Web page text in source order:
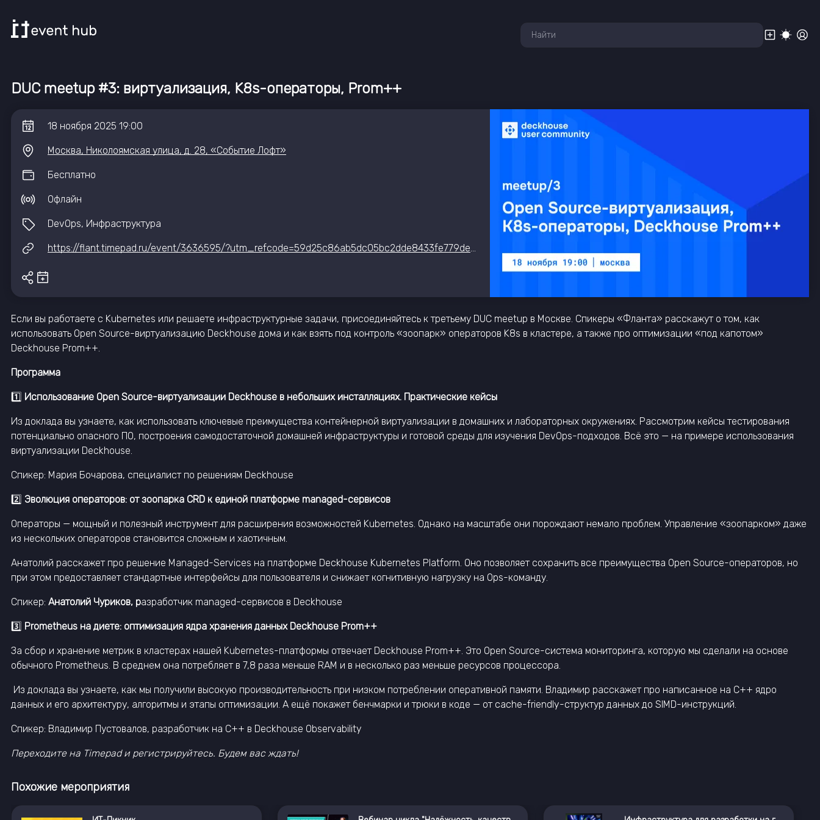
DUC meetup #3: виртуализация, K8s-операторы, Prom++
18 ноября 2025 19:00
Москва, Николоямская улица, д. 28, «Событие Лофт»
Бесплатно
Офлайн
DevOps, Инфраструктура
https://flant.timepad.ru/event/3636595/?utm_refcode=59d25c86ab5dc05bc2dde8433fe779de9053b817
Если вы работаете с Kubernetes или решаете инфраструктурные задачи, присоединяйтесь к третьему DUC meetup в Москве. Спикеры «Фланта» расскажут о том, как
использовать Open Source-виртуализацию Deckhouse дома и как взять под контроль «зоопарк» операторов K8s в кластере, а также про оптимизации «под капотом»
Deckhouse Prom++.
Программа
1️⃣ Использование Open Source-виртуализации Deckhouse в небольших инсталляциях. Практические кейсы
Из доклада вы узнаете, как использовать ключевые преимущества контейнерной виртуализации в домашних и лабораторных окружениях. Рассмотрим кейсы тестирования
потенциально опасного ПО, построения самодостаточной домашней инфраструктуры и готовой среды для изучения DevOps-подходов. Всё это — на примере использования
виртуализации Deckhouse.
Спикер: Мария Бочарова, специалист по решениям Deckhouse
2️⃣ Эволюция операторов: от зоопарка CRD к единой платформе managed-сервисов
Операторы — мощный и полезный инструмент для расширения возможностей Kubernetes. Однако на масштабе они порождают немало проблем. Управление «зоопарком» даже
из нескольких операторов становится сложным и хаотичным.
Анатолий расскажет про решение Managed-Services на платформе Deckhouse Kubernetes Platform. Оно позволяет сохранить все преимущества Open Source-операторов, но
при этом предоставляет стандартные интерфейсы для пользователя и снижает когнитивную нагрузку на Ops-команду.
Спикер: Анатолий Чуриков, разработчик managed-сервисов в Deckhouse
3️⃣ Prometheus на диете: оптимизация ядра хранения данных Deckhouse Prom++
За сбор и хранение метрик в кластерах нашей Kubernetes-платформы отвечает Deckhouse Prom++. Это Open Source-система мониторинга, которую мы сделали на основе
обычного Prometheus. В среднем она потребляет в 7,8 раза меньше RAM и в несколько раз меньше ресурсов процессора.
Из доклада вы узнаете, как мы получили высокую производительность при низком потреблении оперативной памяти. Владимир расскажет про написанное на С++ ядро
данных и его архитектуру, алгоритмы и этапы оптимизации. А ещё покажет бенчмарки и трюки в коде — от cache-friendly-структур данных до SIMD-инструкций.
Спикер: Владимир Пустовалов, разработчик на C++ в Deckhouse Observability
Переходите на Timepad и регистрируйтесь. Будем вас ждать!
Похожие мероприятия